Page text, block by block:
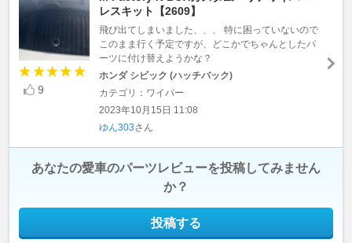
9
レスキット【2609】
飛び出てしまいました、、、 特に困っていないので
このまま行く予定ですが、どこかでちゃんとしたパ
ーツに付け替えようかな？
ホンダ シビック (ハッチバック)
カテゴリ：ワイパー
2023年10月15日 11:08
ゆん303さん
あなたの愛車のパーツレビューを投稿してみません
か？
投稿する